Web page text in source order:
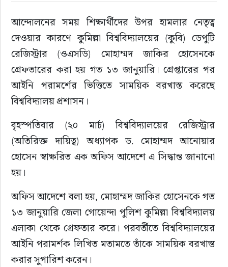
রাজনীতি
নির্বাচন
আলোচিত সংবাদ
ই-পেপার
অন্যান্য
আন্দোলনের সময় শিক্ষার্থীদের উপর হামলার নেতৃত্ব
দেওয়ার কারণে কুমিল্লা বিশ্ববিদ্যালয়ের (কুবি) ডেপুটি
রেজিস্ট্রার (ওএসডি) মোহাম্মদ জাকির হোসেনকে
গ্রেফতারের করা হয় গত ১৩ জানুয়ারি। গ্রেপ্তারের পর
আইনি পরামর্শের ভিত্তিতে সাময়িক বরখাস্ত করেছে
বিশ্ববিদ্যালয় প্রশাসন।
বৃহস্পতিবার (২০ মার্চ) বিশ্ববিদ্যালয়ের রেজিস্ট্রার
(অতিরিক্ত দায়িত্ব) অধ্যাপক ড. মোহাম্মদ আনোয়ার
হোসেন স্বাক্ষরিত এক অফিস আদেশে এ সিদ্ধান্ত জানানো
হয়।
অফিস আদেশে বলা হয়, মোহাম্মদ জাকির হোসেনকে গত
১৩ জানুয়ারি জেলা গোয়েন্দা পুলিশ কুমিল্লা বিশ্ববিদ্যালয়
এলাকা থেকে গ্রেফতার করে। পরবর্তীতে বিশ্ববিদ্যালয়ের
আইনি পরামর্শক লিখিত মতামতে তাঁকে সাময়িক বরখাস্ত
করার সুপারিশ করেন।